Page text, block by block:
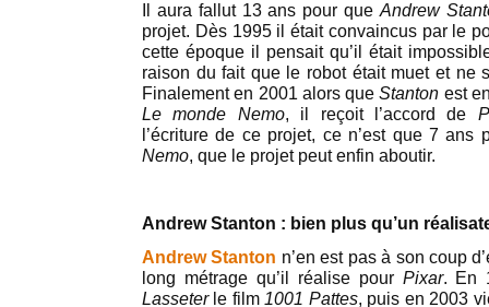
Il aura fallut 13 ans pour que Andrew
projet. Dès 1995 il était convaincus par le
cette époque il pensait qu’il était
raison du fait que le robot était muet et ne
Finalement en 2001 alors queStanton est
Le monde Nemo, il reçoit l’accord de
l’écriture de ce projet, ce n’est que 7
Nemo, que le projet peut enfin aboutir.
Andrew Stanton : bien plus qu’un
Andrew Stanton n’en est pas à son coup
long métrage qu’il réalise pour Pixar. En
Lasseterle film 1001 Pattes, puis en 2003